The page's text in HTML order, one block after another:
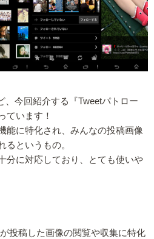
、今回紹介する『Tweetパトロー
ています！
能に特化され、みんなの投稿画像
るというもの。
分に対応しており、とても使いや
投稿した画像の閲覧や収集に特化